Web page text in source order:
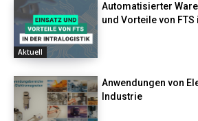
Aktuell
Automatisierter
und Vorteile von FTS
Anwendungen von
Industrie